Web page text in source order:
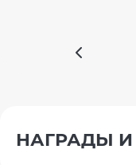
НАГРАДЫ